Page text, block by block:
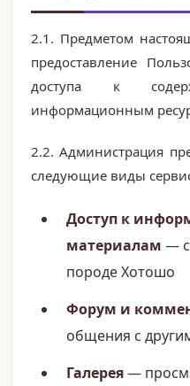
2.1. Предметом
предоставление
доступа к
информационным
2.2. Администрация
следующие виды
Доступ к
материалам —
породе Хотошо
Форум и
общения с
Галерея—